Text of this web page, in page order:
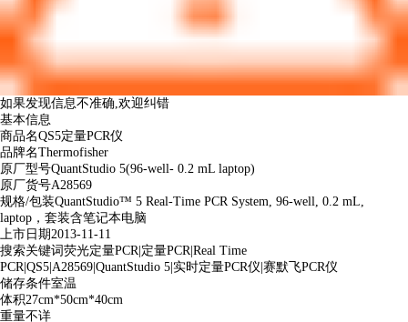
如果发现信息不准确,欢迎纠错
基本信息
商品名QS5定量PCR仪
品牌名Thermofisher
原厂型号QuantStudio 5(96-well- 0.2 mL laptop)
原厂货号A28569
规格/包装QuantStudio™ 5 Real-Time PCR System, 96-well, 0.2 mL,
laptop，套装含笔记本电脑
上市日期2013-11-11
搜索关键词 荧光定量PCR|定量PCR|Real Time
PCR|QS5|A28569|QuantStudio 5|实时定量PCR仪|赛默飞PCR仪
储存条件室温
体积27cm*50cm*40cm
重量不详